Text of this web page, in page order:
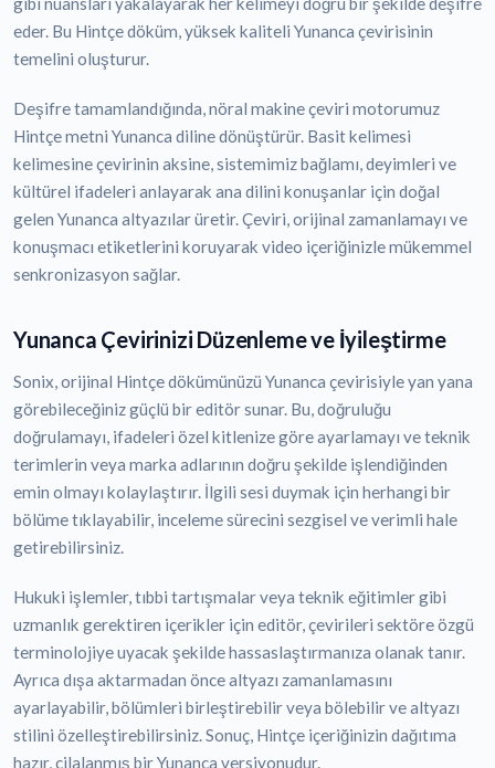
eder. Bu Hintçe döküm, yüksek kaliteli Yunanca çevirisinin
temelini oluşturur.
Deşifre tamamlandığında, nöral makine çeviri motorumuz
Hintçe metni Yunanca diline dönüştürür. Basit kelimesi
kelimesine çevirinin aksine, sistemimiz bağlamı, deyimleri ve
kültürel ifadeleri anlayarak ana dilini konuşanlar için doğal
gelen Yunanca altyazılar üretir. Çeviri, orijinal zamanlamayı ve
konuşmacı etiketlerini koruyarak video içeriğinizle mükemmel
senkronizasyon sağlar.
Yunanca Çevirinizi Düzenleme ve İyileştirme
Sonix, orijinal Hintçe dökümünüzü Yunanca çevirisiyle yan yana
görebileceğiniz güçlü bir editör sunar. Bu, doğruluğu
doğrulamayı, ifadeleri özel kitlenize göre ayarlamayı ve teknik
terimlerin veya marka adlarının doğru şekilde işlendiğinden
emin olmayı kolaylaştırır. İlgili sesi duymak için herhangi bir
bölüme tıklayabilir, inceleme sürecini sezgisel ve verimli hale
getirebilirsiniz.
Hukuki işlemler, tıbbi tartışmalar veya teknik eğitimler gibi
uzmanlık gerektiren içerikler için editör, çevirileri sektöre özgü
terminolojiye uyacak şekilde hassaslaştırmanıza olanak tanır.
Ayrıca dışa aktarmadan önce altyazı zamanlamasını
ayarlayabilir, bölümleri birleştirebilir veya bölebilir ve altyazı
stilini özelleştirebilirsiniz. Sonuç, Hintçe içeriğinizin dağıtıma
hazır, cilalanmış bir Yunanca versiyonudur.